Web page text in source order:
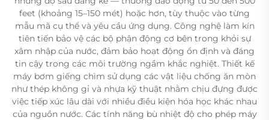
feet (khoảng 15–150 mét) hoặc hơn, tùy thuộc vào từng
mẫu mã cụ thể và yêu cầu ứng dụng. Công nghệ làm kín
tiên tiến bảo vệ các bộ phận động cơ bên trong khỏi sự
xâm nhập của nước, đảm bảo hoạt động ổn định và đáng
tin cậy trong các môi trường ngầm khắc nghiệt. Thiết kế
máy bơm giếng chìm sử dụng các vật liệu chống ăn mòn
như thép không gỉ và nhựa kỹ thuật nhằm chịu đựng được
việc tiếp xúc lâu dài với nhiều điều kiện hóa học khác nhau
của nguồn nước. Các tính năng bù nhiệt độ cho phép máy